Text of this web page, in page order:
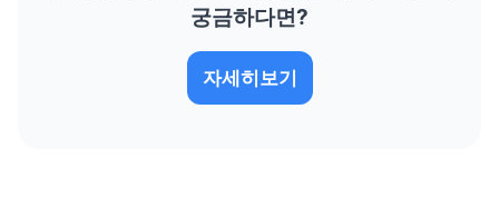
궁금하다면?
자세히보기